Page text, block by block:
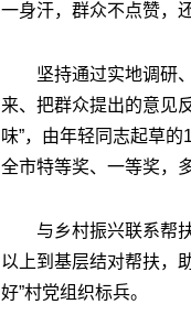
一身汗，群众不点赞，
坚持通过实地调研
来、把群众提出的意见
味”，由年轻同志起草
全市特等奖、一等奖，
与乡村振兴联系帮
以上到基层结对帮扶，
好”村党组织标兵。